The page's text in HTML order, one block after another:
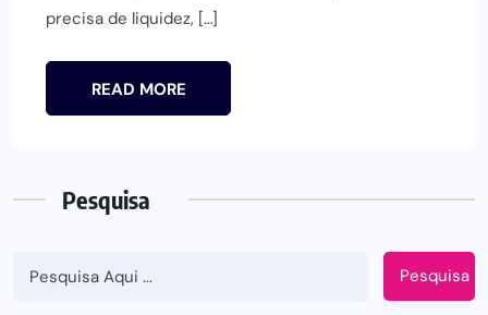
precisa de liquidez, […]
READ MORE
Pesquisa
Pesquisa